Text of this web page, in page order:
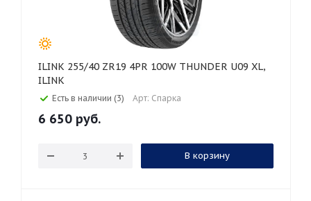
ILINK 255/40 ZR19 4PR 100W THUNDER U09 XL,
ILINK
Есть в наличии (3) Арт: Спарка
6 650 руб.
В корзину